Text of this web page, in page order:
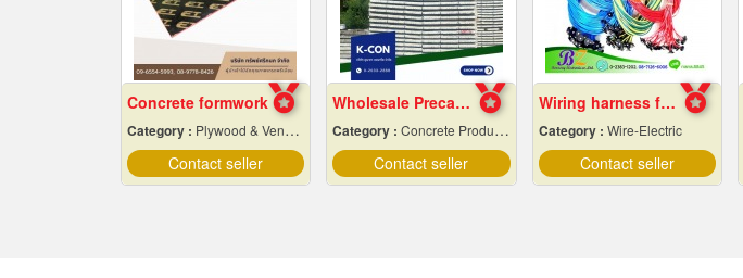
Concrete formwork
Category : Plywood & Veneer-Dealers
Contact seller
Wholesale Precast Concrete Slabs, Samut Prakan
Category : Concrete Products
Contact seller
Wiring harness factory
Category : Wire-Electric
Contact seller